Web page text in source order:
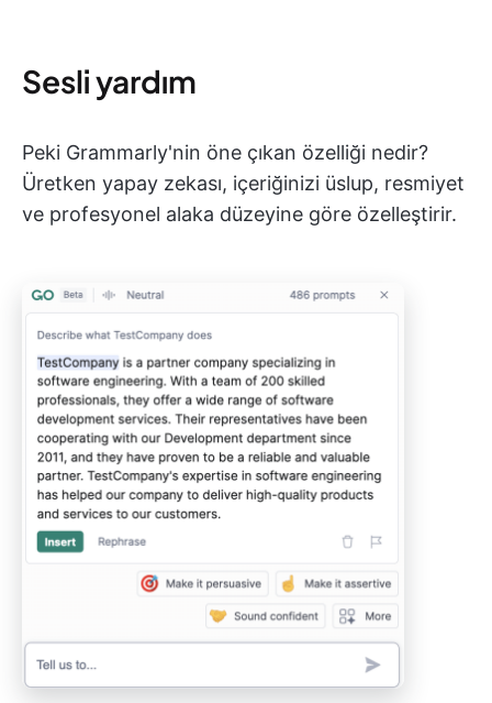
Sesli yardım
Peki Grammarly'nin öne çıkan özelliği nedir?
Üretken yapay zekası, içeriğinizi üslup, resmiyet
ve profesyonel alaka düzeyine göre özelleştirir.